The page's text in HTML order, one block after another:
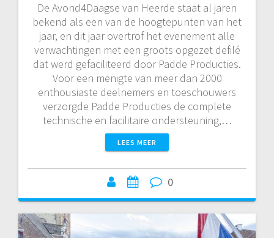
De Avond4Daagse van Heerde staat al jaren
bekend als een van de hoogtepunten van het
jaar, en dit jaar overtrof het evenement alle
verwachtingen met een groots opgezet defilé
dat werd gefaciliteerd door Padde Producties.
Voor een menigte van meer dan 2000
enthousiaste deelnemers en toeschouwers
verzorgde Padde Producties de complete
technische en facilitaire ondersteuning,…
LEES MEER
0